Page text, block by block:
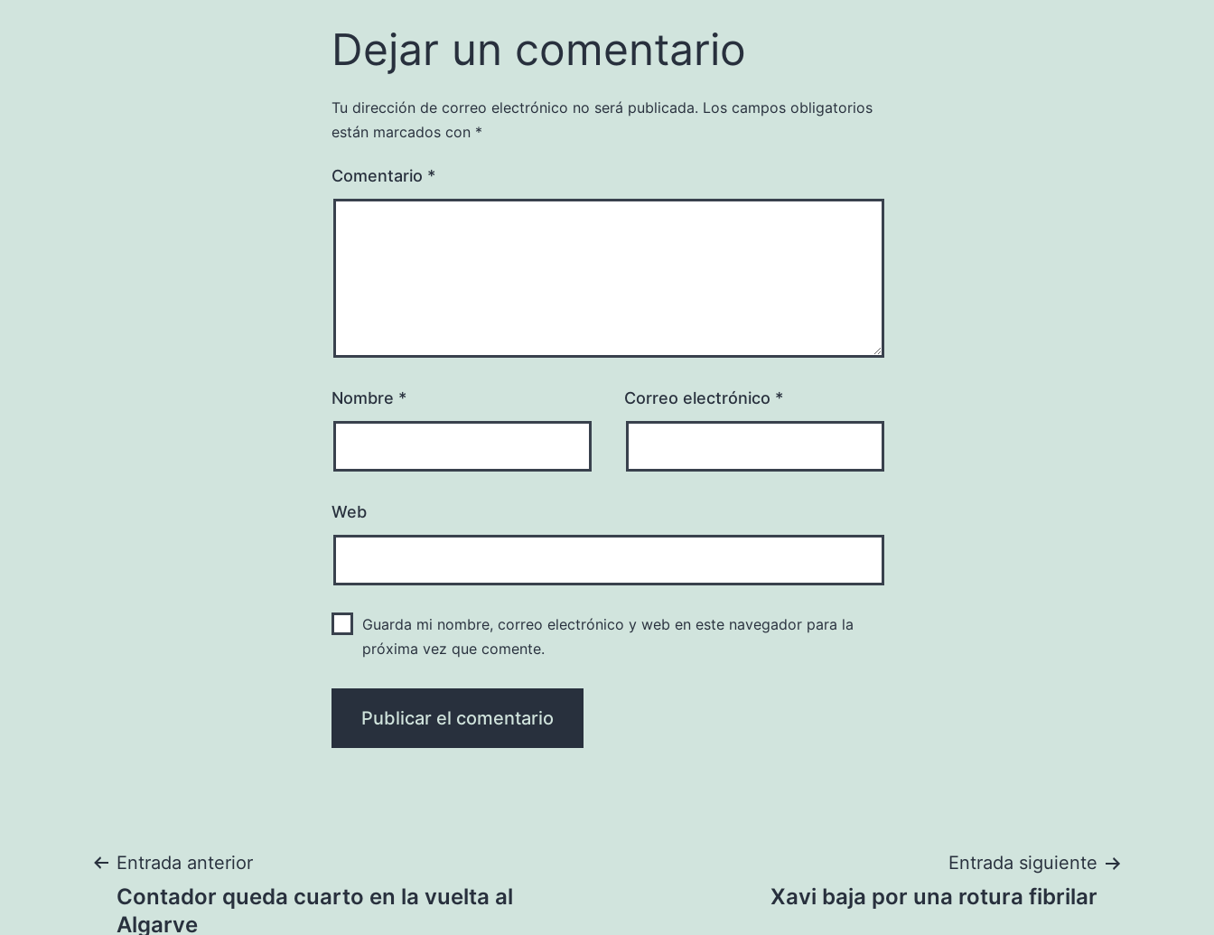
Dejar un comentario
Tu dirección de correo electrónico no será publicada. Los campos obligatorios
están marcados con *
Comentario *
Nombre * Correo electrónico *
Web
Guarda mi nombre, correo electrónico y web en este navegador para la
próxima vez que comente.
Navegación
Entrada anterior
Contador queda cuarto en la vuelta al
Algarve
Entrada siguiente
Xavi baja por una rotura fibrilar